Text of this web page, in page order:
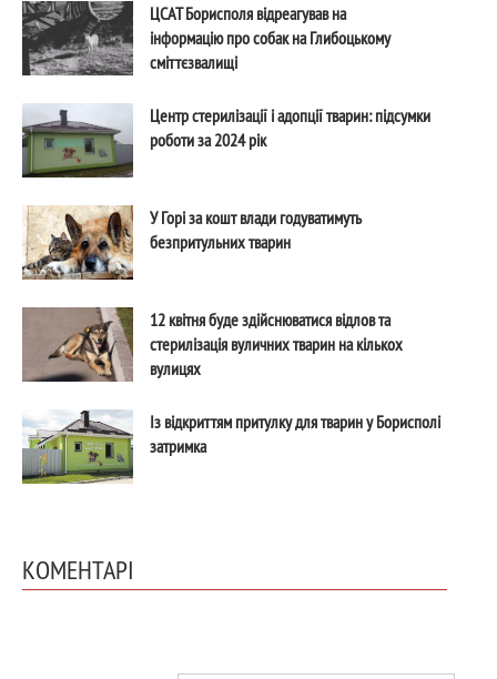
ЦСАТ Борисполя відреагував на
інформацію про собак на Глибоцькому
сміттєзвалищі
Центр стерилізації і адопції тварин: підсумки
роботи за 2024 рік
У Горі за кошт влади годуватимуть
безпритульних тварин
12 квітня буде здійснюватися відлов та
стерилізація вуличних тварин на кількох
вулицях
Із відкриттям притулку для тварин у Борисполі
затримка
КОМЕНТАРІ